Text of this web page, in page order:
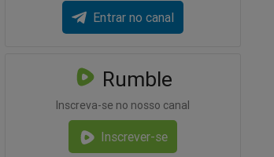
Entrar no canal
Rumble
Inscreva-se no nosso canal
Inscrever-se